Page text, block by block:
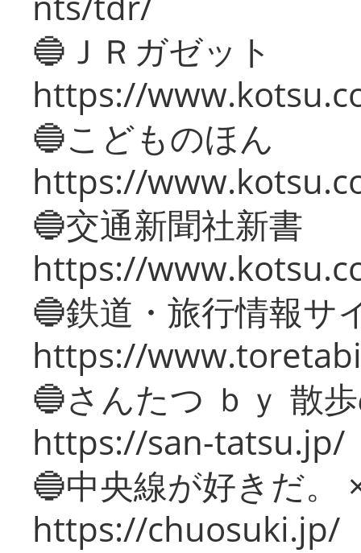
🔵ＪＲガゼット
https://
🔵こどものほん
https://
🔵交通新聞社新書
https://
🔵鉄道・旅行情報サ
https://
🔵さんたつ ｂｙ 散
https://san-tatsu.jp/
🔵中央線が好きだ。
https://chuosuki.jp/